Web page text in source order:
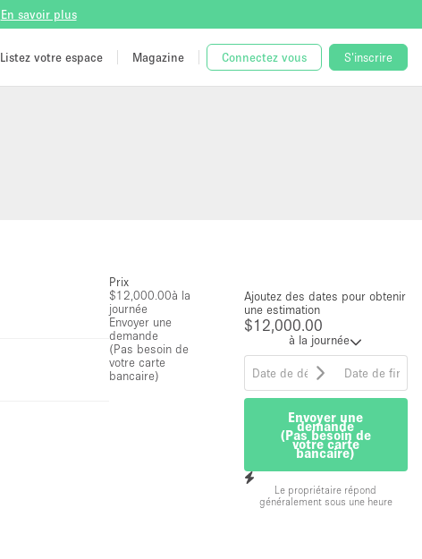
En savoir plus
Listez votre espace Magazine Connectez vous S'inscrire
Ajoutez des dates pour obtenir
une estimation
$12,000.00
à la journée
Envoyer une
demande
(Pas besoin de
votre carte
bancaire)
Le propriétaire répond
généralement sous une heure
Prix
$12,000.00à la
journée
Envoyer une
demande
(Pas besoin de
votre carte
bancaire)